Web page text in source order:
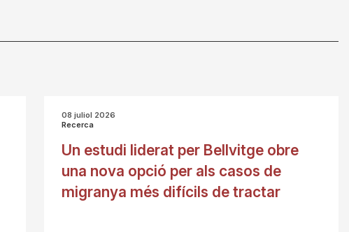
08 juliol 2026
Recerca
Un estudi liderat per Bellvitge obre
una nova opció per als casos de
migranya més difícils de tractar